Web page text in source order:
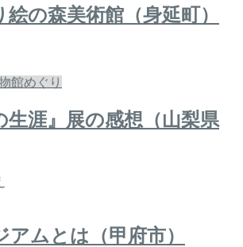
の森美術館（身延町）
館めぐり
生涯』展の感想（山梨県
ムとは（甲府市）